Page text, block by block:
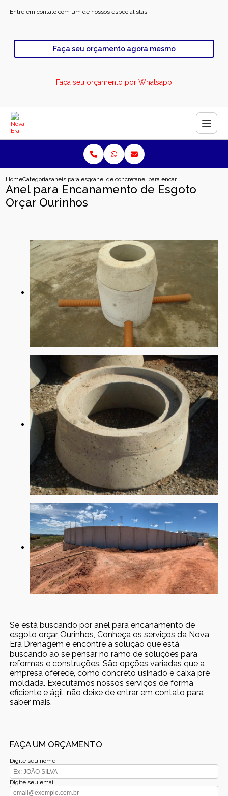
Entre em contato com um de nossos especialistas!
Faça seu orçamento agora mesmo
Faça seu orçamento por Whatsapp
HomeCategoriasaneis para esgotoanel de concreto para esgotoanel para encanamento de
Anel para Encanamento de Esgoto
Orçar Ourinhos
Se está buscando por anel para encanamento de
esgoto orçar Ourinhos, Conheça os serviços da Nova
Era Drenagem e encontre a solução que está
buscando ao se pensar no ramo de soluções para
reformas e construções. São opções variadas que a
empresa oferece, como concreto usinado e caixa pré
moldada. Executamos nossos serviços de forma
eficiente e ágil, não deixe de entrar em contato para
saber mais.
FAÇA UM ORÇAMENTO
Digite seu nome
Digite seu email